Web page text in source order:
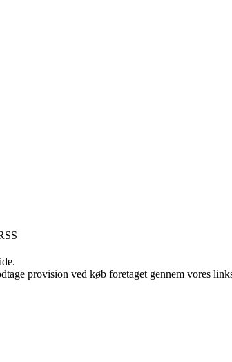
provision ved køb foretaget gennem vores